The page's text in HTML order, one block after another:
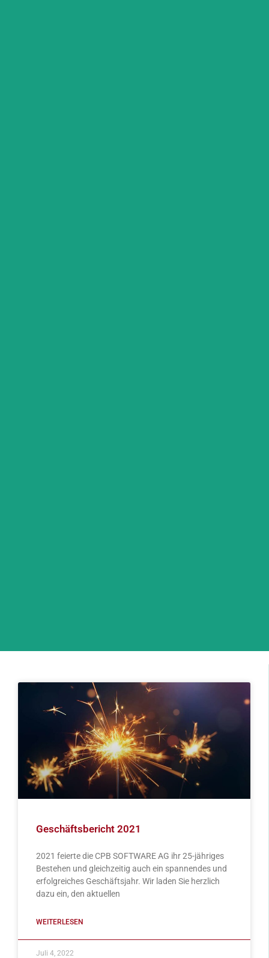
Geschäftsbericht 2021
2021 feierte die CPB SOFTWARE AG ihr 25-jähriges
Bestehen und gleichzeitig auch ein spannendes und
erfolgreiches Geschäftsjahr. Wir laden Sie herzlich
dazu ein, den aktuellen
WEITERLESEN
Juli 4, 2022